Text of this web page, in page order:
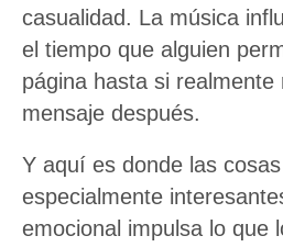
casualidad. La música
el tiempo que alguien
página hasta si realmente
mensaje después.
Y aquí es donde las
especialmente
emocional impulsa lo que